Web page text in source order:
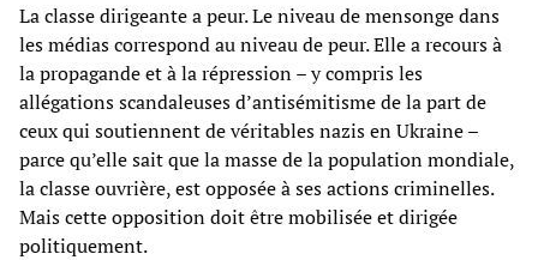
La classe dirigeante a peur. Le niveau de mensonge dans
les médias correspond au niveau de peur. Elle a recours à
la propagande et à la répression – y compris les
allégations scandaleuses d’antisémitisme de la part de
ceux qui soutiennent de véritables nazis en Ukraine –
parce qu’elle sait que la masse de la population mondiale,
la classe ouvrière, est opposée à ses actions criminelles.
Mais cette opposition doit être mobilisée et dirigée
politiquement.